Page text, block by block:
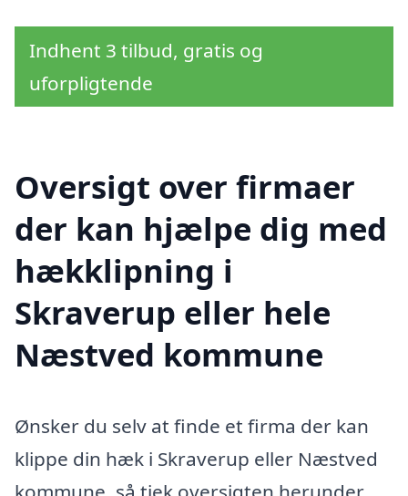
Indhent 3 tilbud, gratis og
uforpligtende
Oversigt over firmaer
der kan hjælpe dig med
hækklipning i
Skraverup eller hele
Næstved kommune
Ønsker du selv at finde et firma der kan
klippe din hæk i Skraverup eller Næstved